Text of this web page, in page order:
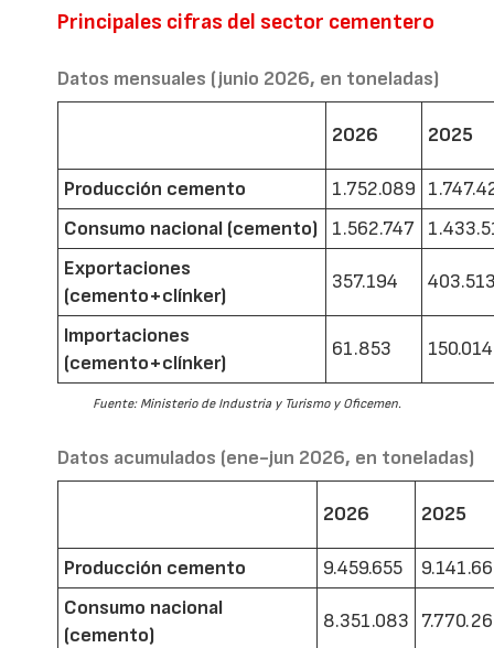
Principales cifras del sector cementero
Datos mensuales (junio 2026, en toneladas)
2026 2025
Producción cemento 1.752.089
Consumo nacional (cemento)
1.562.747
Exportaciones
(cemento+clínker)
357.194
Importaciones
(cemento+clínker)
61.853 150.014
Fuente: Ministerio de Industria y Turismo y Oficemen.
Datos acumulados (ene-jun 2026, en toneladas)
2026 2025
Producción cemento 9.459.655
Consumo nacional
(cemento)
8.351.083